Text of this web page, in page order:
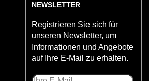
NEWSLETTER
Registrieren Sie sich für
unseren Newsletter, um
Informationen und Angebote
auf Ihre E-Mail zu erhalten.